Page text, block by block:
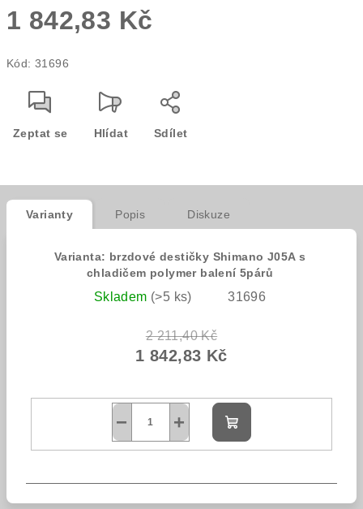
1 842,83 Kč
cena:
Kód: 31696
Zeptat se Hlídat Sdílet
Varianty Popis Diskuze
Varianta: brzdové destičky Shimano J05A s
chladičem polymer balení 5párů
Skladem (>5 ks) 31696
2 211,40 Kč
1 842,83 Kč
+
−
Do
košíku